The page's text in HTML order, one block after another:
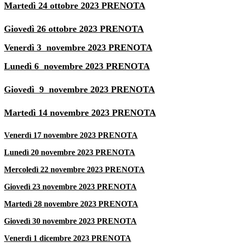
Martedì 24 ottobre 2023 PRENOTA
Giovedì 26 ottobre 2023 PRENOTA
Venerdì 3 novembre 2023 PRENOTA
Lunedì 6 novembre 2023 PRENOTA
Giovedì 9 novembre 2023 PRENOTA
Martedì 14 novembre 2023 PRENOTA
Venerdì 17 novembre 2023 PRENOTA
Lunedì 20 novembre 2023 PRENOTA
Mercoledì 22 novembre 2023 PRENOTA
Giovedì 23 novembre 2023 PRENOTA
Martedì 28 novembre 2023 PRENOTA
Giovedì 30 novembre 2023 PRENOTA
Venerdì 1 dicembre 2023 PRENOTA